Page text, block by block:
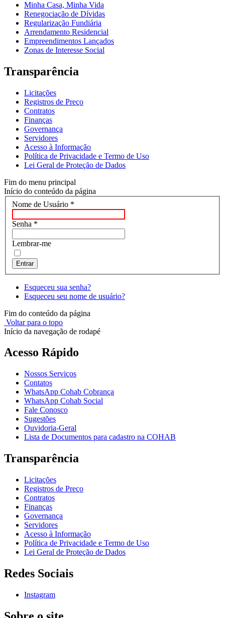
Minha Casa, Minha Vida
Renegociação de Dívidas
Regularização Fundiária
Arrendamento Residencial
Empreendimentos Lançados
Zonas de Interesse Social
Transparência
Licitações
Registros de Preço
Contratos
Finanças
Governança
Servidores
Acesso à Informação
Política de Privacidade e Termo de Uso
Lei Geral de Proteção de Dados
Fim do menu principal
Início do conteúdo da página
Nome de Usuário *
Senha *
Lembrar-me
Entrar
Esqueceu sua senha?
Esqueceu seu nome de usuário?
Fim do conteúdo da página
Voltar para o topo
Início da navegação de rodapé
Acesso Rápido
Nossos Serviços
Contatos
WhatsApp Cohab Cobrança
WhatsApp Cohab Social
Fale Conosco
Sugestões
Ouvidoria-Geral
Lista de Documentos para cadastro na COHAB
Transparência
Licitações
Registros de Preço
Contratos
Finanças
Governança
Servidores
Acesso à Informação
Política de Privacidade e Termo de Uso
Lei Geral de Proteção de Dados
Redes Sociais
Instagram